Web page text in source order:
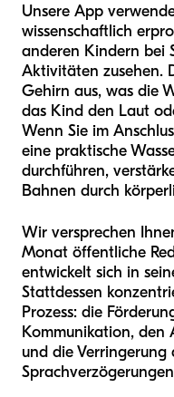
Unsere App
wissenschaftlich
anderen Kindern bei
Aktivitäten zusehen.
Gehirn aus, was die
das Kind den Laut
Wenn Sie im
eine praktische
durchführen,
Bahnen durch
Wir versprechen
Monat öffentliche
entwickelt sich in
Stattdessen
Prozess: die
Kommunikation, den
und die